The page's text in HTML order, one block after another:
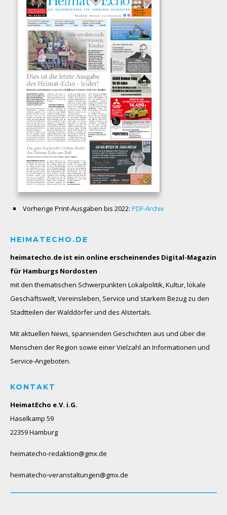
Vorherige Print-Ausgaben bis 2022: PDF-Archiv
HEIMATECHO.DE
heimatecho.de ist ein online erscheinendes Digital-Magazin
für Hamburgs Nordosten
mit den thematischen Schwerpunkten Lokalpolitik, Kultur, lokale
Geschäftswelt, Vereinsleben, Service und starkem Bezug zu den
Stadtteilen der Walddörfer und des Alstertals.
Mit aktuellen News, spannenden Geschichten aus und über die
Menschen der Region sowie einer Vielzahl an Informationen und
Service-Angeboten.
KONTAKT
HeimatEcho e.V. i.G.
Haselkamp 59
22359 Hamburg
heimatecho-redaktion@gmx.de
heimatecho-veranstaltungen@gmx.de